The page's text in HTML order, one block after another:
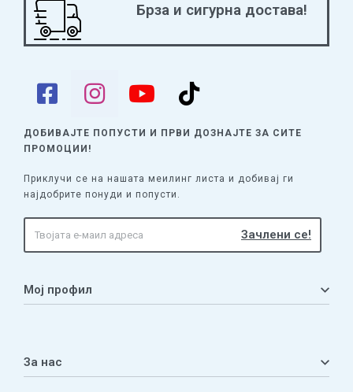
Брза и сигурна достава!
ДОБИВАЈТЕ ПОПУСТИ И ПРВИ ДОЗНАЈТЕ ЗА СИТЕ
ПРОМОЦИИ!
Приклучи се на нашата меилинг листа и добивај ги
најдобрите понуди и попусти.
Мој профил
Листа на желби
За нас